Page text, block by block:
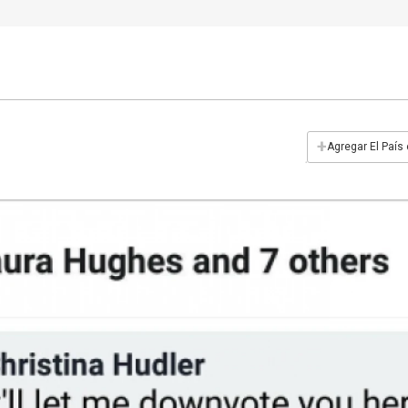
+Agregar El País